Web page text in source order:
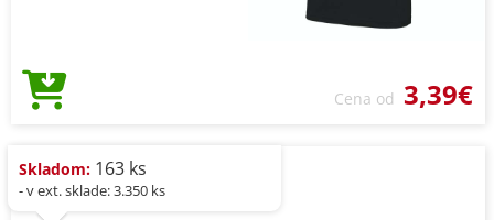
Cena od 3,39€
Skladom: 163 ks
- v ext. sklade: 3.350 ks